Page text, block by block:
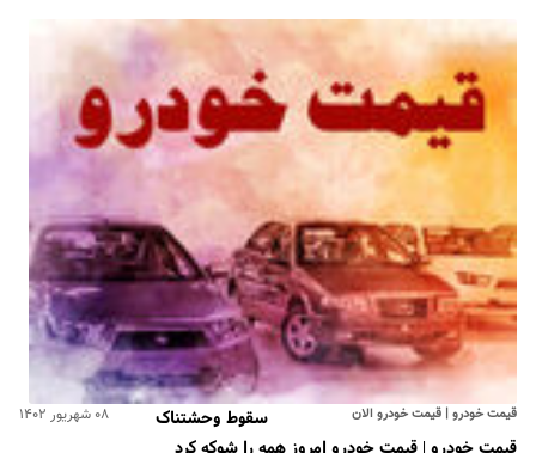
قیمت خودرو | قیمت خودرو الان ۰۸ شهریور ۱۴۰۲
سقوط وحشتناک
قیمت خودرو | قیمت خودرو امروز همه را شوکه کرد